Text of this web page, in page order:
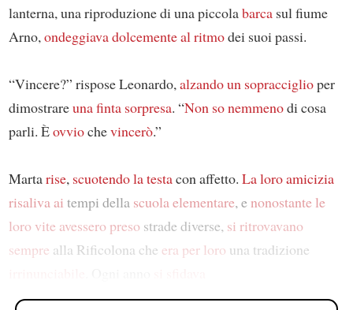
lanterna, una riproduzione di una piccolabarcasul fiume
Arno,ondeggiava dolcemente al ritmodei suoi passi.
“Vincere?” rispose Leonardo,alzando un sopracciglioper
dimostrareuna finta sorpresa. “Non so nemmenodi cosa
parli. Èovviochevincerò.”
Martarise, scuotendo la testacon affetto. La loro amicizia
risaliva ai tempi della scuola elementare, enonostante le
loro vite avessero preso strade diverse, si ritrovavano
sempre alla Rificolona che era per loro una tradizione